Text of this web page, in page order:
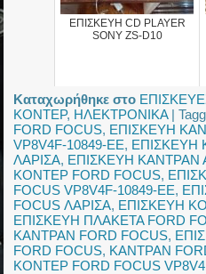
ΕΠΙΣΚΕΥΗ CD PLAYER
SONY ZS-D10
Καταχωρήθηκε στο
ΚΟΝΤΕΡ, ΗΛΕΚΤΡΟΝΙΚΑ|
FORD FOCUS, ΕΠΙΣΚΕΥΗ
VP8V4F-10849-EE, ΕΠΙΣΚΕΥΗ
ΛΑΡΙΣΑ, ΕΠΙΣΚΕΥΗ ΚΑΝΤΡΑΝ
ΚΟΝΤΕΡ FORD FOCUS,
FOCUS VP8V4F-10849-EE,
FOCUS ΛΑΡΙΣΑ, ΕΠΙΣΚΕΥΗ
ΕΠΙΣΚΕΥΗ ΠΛΑΚΕΤΑ FORD
ΚΑΝΤΡΑΝ FORD FOCUS,
FORD FOCUS, ΚΑΝΤΡΑΝ
ΚΟΝΤΕΡ FORD FOCUS